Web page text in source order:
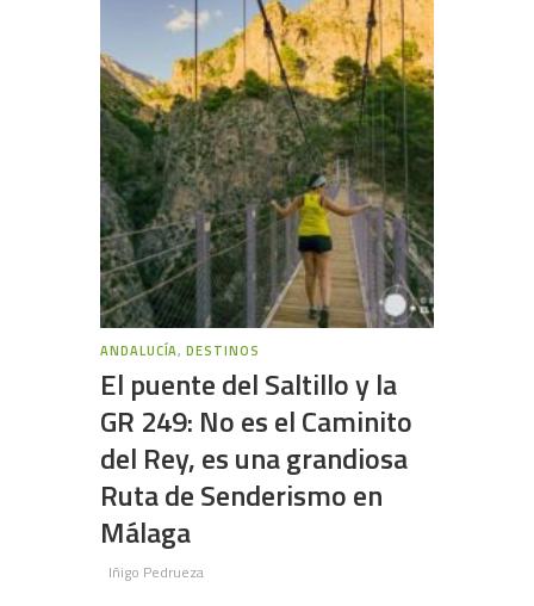
ANDALUCÍA,DESTINOS
El puente del Saltillo y la
GR 249: No es el Caminito
del Rey, es una grandiosa
Ruta de Senderismo en
Málaga
Iñigo Pedrueza